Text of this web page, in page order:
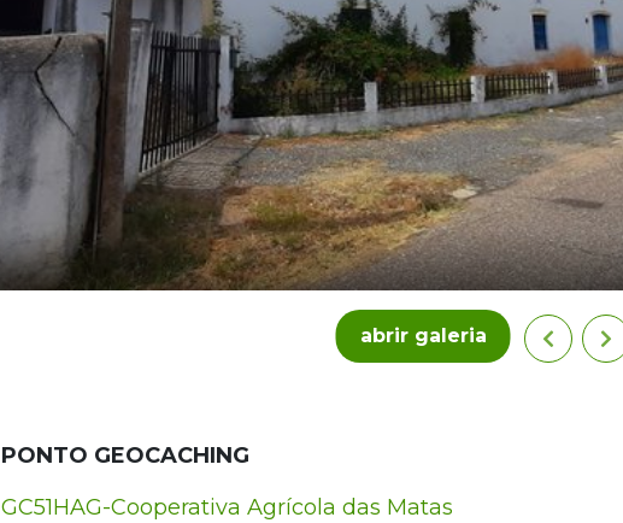
abrir galeria
PONTO GEOCACHING
GC51HAG-Cooperativa Agrícola das Matas